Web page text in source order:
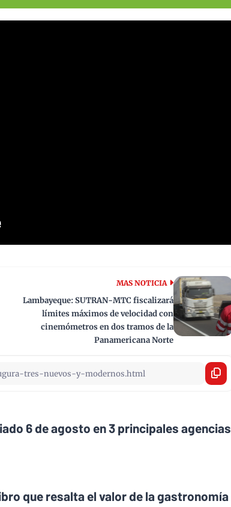
MAS NOTICIA
Lambayeque: SUTRAN-MTC fiscalizará
límites máximos de velocidad con
cinemómetros en dos tramos de la
Panamericana Norte
6 de agosto en 3 principales agencias
que resalta el valor de la gastronomía